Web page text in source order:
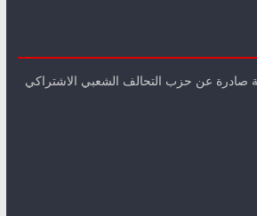
صادرة عن حزب التحالف الشعبي الاشتراكي